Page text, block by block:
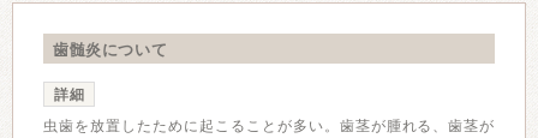
歯髄炎について
詳細
虫歯を放置したために起こることが多い。歯茎が腫れる、歯茎が